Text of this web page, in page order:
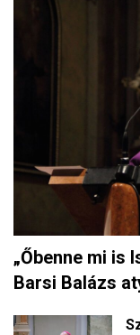
„Őbenne mi is
Barsi Balázs